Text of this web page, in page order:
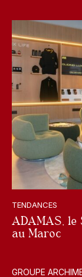
TENDANCES
ADAMAS, le
au Maroc
GROUPE